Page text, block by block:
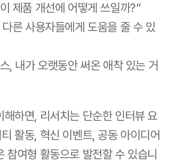
제품 개선에 어떻게 쓰일까?”
다른 사용자들에게 도움을 줄 수 있
, 내가 오랫동안 써온 애착 있는 거
해하면, 리서치는 단순한 인터뷰 요
활동, 혁신 이벤트, 공동 아이디어
참여형 활동으로 발전할 수 있습니